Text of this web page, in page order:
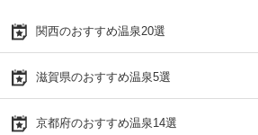
関西のおすすめ温泉20選
滋賀県のおすすめ温泉5選
京都府のおすすめ温泉14選